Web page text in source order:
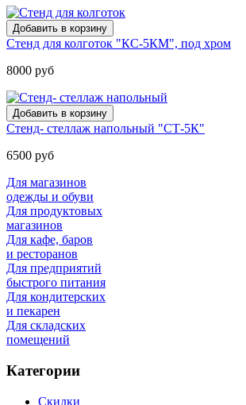
Стенд для колготок "КС-5КМ", под хром
8000 руб
Стенд- стеллаж напольный "СТ-5К"
6500 руб
Для магазинов
одежды и обуви
Для продуктовых
магазинов
Для кафе, баров
и ресторанов
Для предприятий
быстрого питания
Для кондитерских
и пекарен
Для складских
помещений
Категории
Скидки